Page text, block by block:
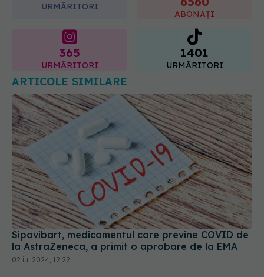
365
URMĂRITORI
1401
URMĂRITORI
ARTICOLE SIMILARE
Sipavibart, medicamentul care previne COVID de
la AstraZeneca, a primit o aprobare de la EMA
02 iul 2024, 12:22